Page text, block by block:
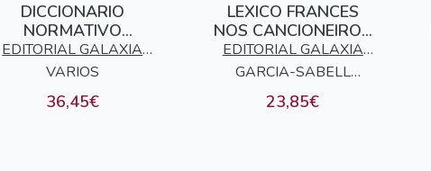
DICCIONARIO
NORMATIVO
GALEGO - CASTELAN
EDITORIAL GALAXIA
S.A.
VARIOS
36,45€
LEXICO FRANCES
NOS CANCIONEIROS
GALEGO-
PORTUGUESES
EDITORIAL GALAXIA
S.A.
GARCIA-SABELL
TORMO, TERESA
23,85€